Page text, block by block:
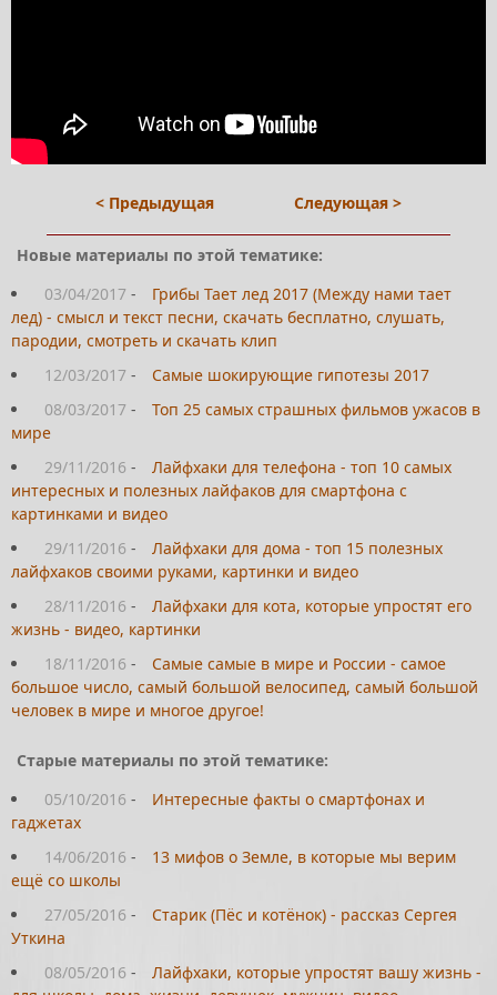
< Предыдущая Следующая >
Новые материалы по этой тематике:
03/04/2017 -
Грибы Тает лед 2017 (Между нами тает
лед) - смысл и текст песни, скачать бесплатно, слушать,
пародии, смотреть и скачать клип
12/03/2017 -
Самые шокирующие гипотезы 2017
08/03/2017 -
Топ 25 самых страшных фильмов ужасов в
мире
29/11/2016 -
Лайфхаки для телефона - топ 10 самых
интересных и полезных лайфаков для смартфона с
картинками и видео
29/11/2016 -
Лайфхаки для дома - топ 15 полезных
лайфхаков своими руками, картинки и видео
28/11/2016 -
Лайфхаки для кота, которые упростят его
жизнь - видео, картинки
18/11/2016 -
Самые самые в мире и России - самое
большое число, самый большой велосипед, самый большой
человек в мире и многое другое!
Старые материалы по этой тематике:
05/10/2016 -
Интересные факты о смартфонах и
гаджетах
14/06/2016 -
13 мифов о Земле, в которые мы верим
ещё со школы
27/05/2016 -
Старик (Пёс и котёнок) - рассказ Сергея
Уткина
08/05/2016 -
Лайфхаки, которые упростят вашу жизнь -